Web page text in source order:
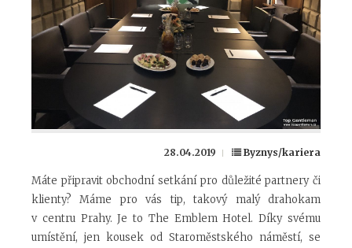
28.04.2019 Byznys/kariera
Máte připravit obchodní setkání pro důležité partnery či
klienty? Máme pro vás tip, takový malý drahokam
v centru Prahy. Je to The Emblem Hotel. Díky svému
umístění, jen kousek od Staroměstského náměstí, se